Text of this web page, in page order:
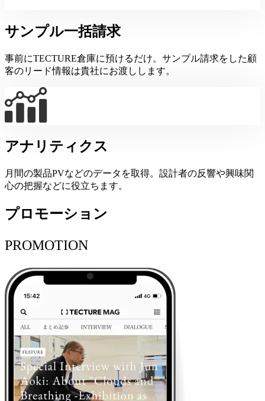
サンプル一括請求
事前にTECTURE倉庫に預けるだけ。サンプル請求をした顧
客のリード情報は貴社にお渡しします。
アナリティクス
月間の製品PVなどのデータを取得。設計者の反響や興味関
心の把握などに役立ちます。
プロモーション
PROMOTION